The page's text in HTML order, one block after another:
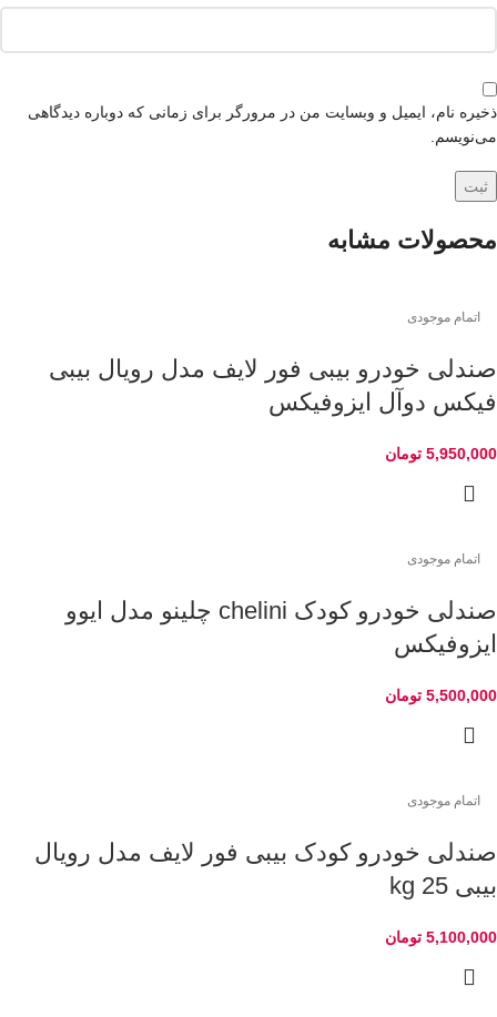
ذخیره نام، ایمیل و وبسایت من در مرورگر برای زمانی که دوباره دیدگاهی
می‌نویسم.
محصولات مشابه
اتمام موجودی
صندلی خودرو بیبی فور لایف مدل رویال بیبی
فیکس دوآل ایزوفیکس
5,950,000 تومان
اتمام موجودی
صندلی خودرو کودک chelini چلینو مدل ایوو
ایزوفیکس
5,500,000 تومان
اتمام موجودی
صندلی خودرو کودک بیبی فور لایف مدل رویال
بیبی 25 kg
5,100,000 تومان